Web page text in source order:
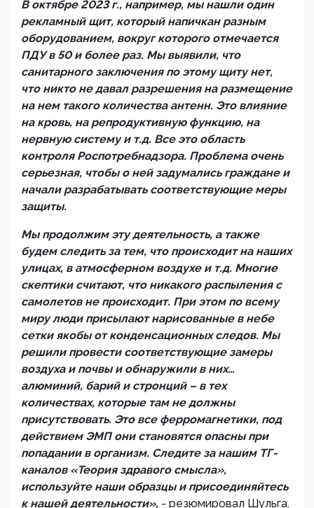
В октябре 2023 г., например, мы нашли один
рекламный щит, который напичкан разным
оборудованием, вокруг которого отмечается
ПДУ в 50 и более раз. Мы выявили, что
санитарного заключения по этому щиту нет,
что никто не давал разрешения на размещение
на нем такого количества антенн. Это влияние
на кровь, на репродуктивную функцию, на
нервную систему и т.д. Все это область
контроля Роспотребнадзора. Проблема очень
серьезная, чтобы о ней задумались граждане и
начали разрабатывать соответствующие меры
защиты.
Мы продолжим эту деятельность, а также
будем следить за тем, что происходит на наших
улицах, в атмосферном воздухе и т.д. Многие
скептики считают, что никакого распыления с
самолетов не происходит. При этом по всему
миру люди присылают нарисованные в небе
сетки якобы от конденсационных следов. Мы
решили провести соответствующие замеры
воздуха и почвы и обнаружили в них…
алюминий, барий и стронций – в тех
количествах, которые там не должны
присутствовать. Это все ферромагнетики, под
действием ЭМП они становятся опасны при
попадании в организм. Следите за нашим ТГ-
каналов «Теория здравого смысла»,
используйте наши образцы и присоединяйтесь
к нашей деятельности», - резюмировал Шульга.